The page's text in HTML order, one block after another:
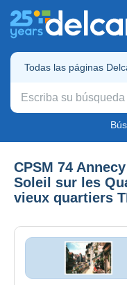
Todas las páginas
CPSM 74
Soleil sur les
vieux quartiers